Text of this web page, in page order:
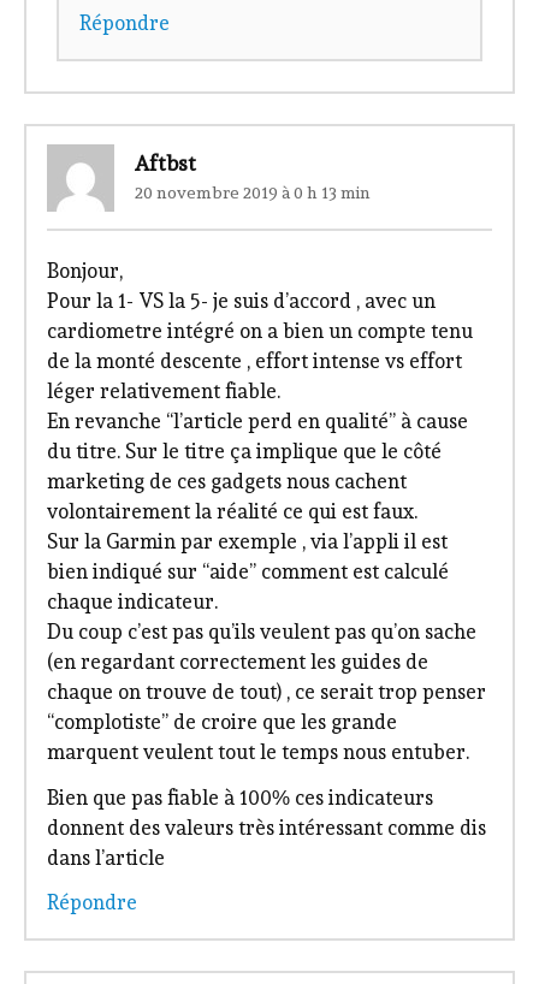
Répondre
Aftbst
20 novembre 2019 à 0 h 13 min
Bonjour,
Pour la 1- VS la 5- je suis d’accord , avec un
cardiometre intégré on a bien un compte tenu
de la monté descente , effort intense vs effort
léger relativement fiable.
En revanche “l’article perd en qualité” à cause
du titre. Sur le titre ça implique que le côté
marketing de ces gadgets nous cachent
volontairement la réalité ce qui est faux.
Sur la Garmin par exemple , via l’appli il est
bien indiqué sur “aide” comment est calculé
chaque indicateur.
Du coup c’est pas qu’ils veulent pas qu’on sache
(en regardant correctement les guides de
chaque on trouve de tout) , ce serait trop penser
“complotiste” de croire que les grande
marquent veulent tout le temps nous entuber.
Bien que pas fiable à 100% ces indicateurs
donnent des valeurs très intéressant comme dis
dans l’article
Répondre